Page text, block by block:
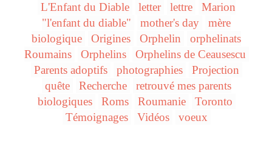
L'Enfant du Diable
letter lettre
Marion
"l'enfant du diable"
mother's day
mère
biologique
Origines Orphelin
orphelinats
Roumains
Orphelins
Orphelins de Ceausescu
Parents adoptifs
photographies
Projection
quête
Recherche
retrouvé mes parents
biologiques
Roms Roumanie
Toronto
Témoignages
Vidéos voeux